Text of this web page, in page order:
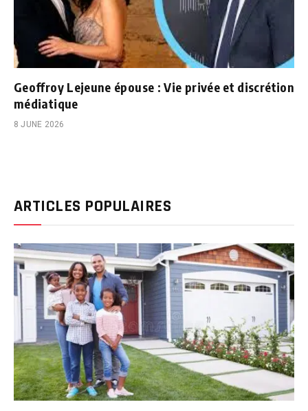
Geoffroy Lejeune épouse : Vie privée et discrétion
médiatique
8 JUNE 2026
ARTICLES POPULAIRES